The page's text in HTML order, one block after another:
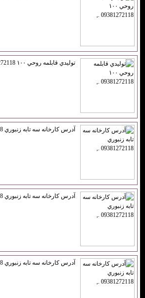
توليدي قابلمه روحي ۱۰۰ 09381272118 .,
آدرس كارخانه سه تابه زنبوري 09381272118 .,
آدرس كارخانه سه تابه زنبوري 09381272118 .,
آدرس كارخانه سه تابه زنبوري 09381272118 .,